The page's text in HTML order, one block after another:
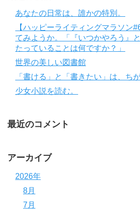
あなたの日常は、誰かの特別。
【ハッピーライティングマラソン
てみようか。「『いつかやろう』
たっていることは何ですか？」
世界の美しい図書館
「書ける」と「書きたい」は、ち
少女小説を読む。
最近のコメント
アーカイブ
2026年
8月
7月